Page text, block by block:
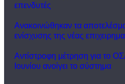
επενδυτές
Ανακοινώθηκαν τα
ενίσχυσης της νέας
Αντίστροφη μέτρηση για το
Ιουνίου ανοίγει το σύστημα